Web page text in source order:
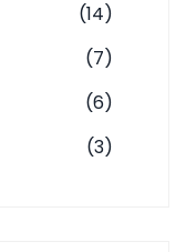
(14)
(7)
(6)
(3)